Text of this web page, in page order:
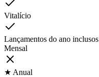
Vitalício
Lançamentos do ano inclusos
Mensal
★ Anual